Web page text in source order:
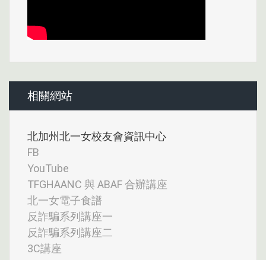
相關網站
北加州北一女校友會資訊中心
FB
YouTube
TFGHAANC 與 ABAF 合辦講座
北一女電子食譜
反詐騙系列講座一
反詐騙系列講座二
3C講座